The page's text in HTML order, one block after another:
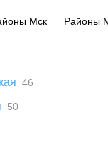
Мск Районы
46
50